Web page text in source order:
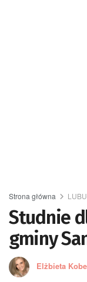
Strona główna
Studnie
gminy
Elżbieta